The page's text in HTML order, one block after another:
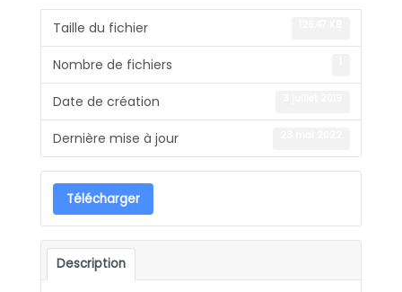
Taille du fichier
Nombre de fichiers
Date de création
Dernière mise à jour
Télécharger
Description